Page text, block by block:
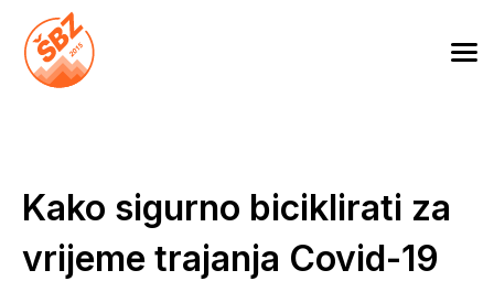
content
Škola biciklizma Zagreb
Kako sigurno biciklirati za
vrijeme trajanja Covid-19